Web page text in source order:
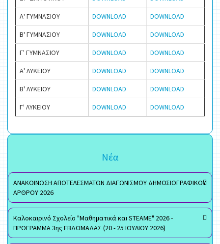
Α' ΓΥΜΝΑΣΙΟΥ DOWNLOAD DOWNLOAD
Β' ΓΥΜΝΑΣΙΟΥ DOWNLOAD DOWNLOAD
Γ' ΓΥΜΝΑΣΙΟΥ DOWNLOAD DOWNLOAD
Α' ΛΥΚΕΙΟΥ DOWNLOAD DOWNLOAD
Β' ΛΥΚΕΙΟΥ DOWNLOAD DOWNLOAD
Γ' ΛΥΚΕΙΟΥ DOWNLOAD DOWNLOAD
Νέα
ΑΝΑΚΟΙΝΩΣΗ ΑΠΟΤΕΛΕΣΜΑΤΩΝ ΔΙΑΓΩΝΙΣΜΟΥ ΔΗΜΟΣΙΟΓΡΑΦΙΚΟΥ
ΑΡΘΡΟΥ 2026
Καλοκαιρινό Σχολείο "Μαθηματικά και STEAME" 2026 -
ΠΡΟΓΡΑΜΜΑ 3ης ΕΒΔΟΜΑΔΑΣ (20 - 25 ΙΟΥΛΙΟΥ 2026)